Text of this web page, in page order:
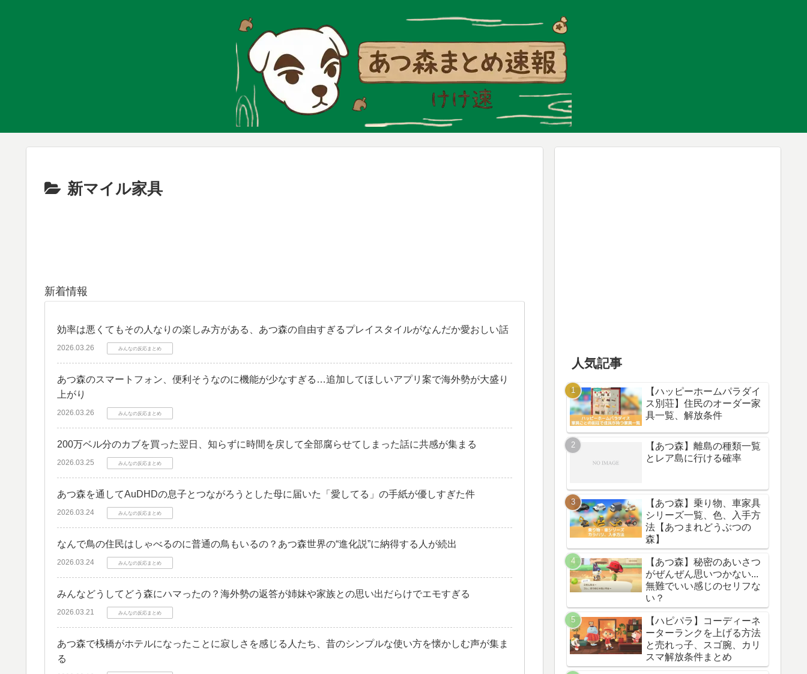
新マイル家具
新着情報
効率は悪くてもその人なりの楽しみ方がある、あつ森の自由すぎるプレイスタイルがなんだか愛おしい話
2026.03.26 みんなの反応まとめ
あつ森のスマートフォン、便利そうなのに機能が少なすぎる…追加してほしいアプリ案で海外勢が大盛り
上がり
2026.03.26 みんなの反応まとめ
200万ベル分のカブを買った翌日、知らずに時間を戻して全部腐らせてしまった話に共感が集まる
2026.03.25 みんなの反応まとめ
あつ森を通してAuDHDの息子とつながろうとした母に届いた「愛してる」の手紙が優しすぎた件
2026.03.24 みんなの反応まとめ
なんで鳥の住民はしゃべるのに普通の鳥もいるの？あつ森世界の“進化説”に納得する人が続出
2026.03.24 みんなの反応まとめ
みんなどうしてどう森にハマったの？海外勢の返答が姉妹や家族との思い出だらけでエモすぎる
2026.03.21 みんなの反応まとめ
あつ森で桟橋がホテルになったことに寂しさを感じる人たち、昔のシンプルな使い方を懐かしむ声が集ま
る
人気記事
【ハッピーホームパラダイ
ス別荘】住民のオーダー家
具一覧、解放条件
【あつ森】離島の種類一覧
とレア島に行ける確率
【あつ森】乗り物、車家具
シリーズ一覧、色、入手方
法【あつまれどうぶつの
森】
【あつ森】秘密のあいさつ
がぜんぜん思いつかない...
無難でいい感じのセリフな
い？
【ハピパラ】コーディーネ
ーターランクを上げる方法
と売れっ子、スゴ腕、カリ
スマ解放条件まとめ